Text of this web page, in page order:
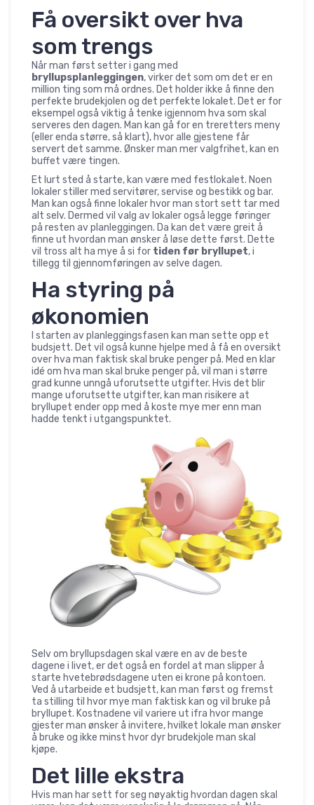
Få oversikt over hva
som trengs
Når man først setter i gang med
bryllupsplanleggingen, virker det som om det er en
million ting som må ordnes. Det holder ikke å finne den
perfekte brudekjolen og det perfekte lokalet. Det er for
eksempel også viktig å tenke igjennom hva som skal
serveres den dagen. Man kan gå for en treretters meny
(eller enda større, så klart), hvor alle gjestene får
servert det samme. Ønsker man mer valgfrihet, kan en
buffet være tingen.
Et lurt sted å starte, kan være med festlokalet. Noen
lokaler stiller med servitører, servise og bestikk og bar.
Man kan også finne lokaler hvor man stort sett tar med
alt selv. Dermed vil valg av lokaler også legge føringer
på resten av planleggingen. Da kan det være greit å
finne ut hvordan man ønsker å løse dette først. Dette
vil tross alt ha mye å si for tiden før bryllupet, i
tillegg til gjennomføringen av selve dagen.
Ha styring på
økonomien
I starten av planleggingsfasen kan man sette opp et
budsjett. Det vil også kunne hjelpe med å få en oversikt
over hva man faktisk skal bruke penger på. Med en klar
idé om hva man skal bruke penger på, vil man i større
grad kunne unngå uforutsette utgifter. Hvis det blir
mange uforutsette utgifter, kan man risikere at
bryllupet ender opp med å koste mye mer enn man
hadde tenkt i utgangspunktet.
Selv om bryllupsdagen skal være en av de beste
dagene i livet, er det også en fordel at man slipper å
starte hvetebrødsdagene uten ei krone på kontoen.
Ved å utarbeide et budsjett, kan man først og fremst
ta stilling til hvor mye man faktisk kan og vil bruke på
bryllupet. Kostnadene vil variere ut ifra hvor mange
gjester man ønsker å invitere, hvilket lokale man ønsker
å bruke og ikke minst hvor dyr brudekjole man skal
kjøpe.
Det lille ekstra
Hvis man har sett for seg nøyaktig hvordan dagen skal